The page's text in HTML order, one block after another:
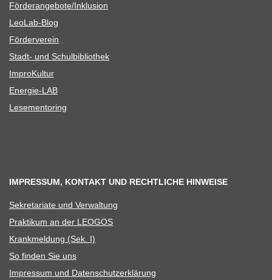
Förderangebote/​​Inklusion
Leo­Lab-Blog
För­der­ver­ein
Stadt- und Schulbibliothek
Impro­Kul­tur
Ener­­gie-LAB
Lese­men­to­ring
IMPRESSUM, KONTAKT UND RECHTLICHE HINWEISE
Sekre­ta­riate und Verwaltung
Prak­ti­kum an der LEOGOS
Krank­mel­dung (Sek. I)
So fin­den Sie uns
Impres­sum und Datenschutzerklärung